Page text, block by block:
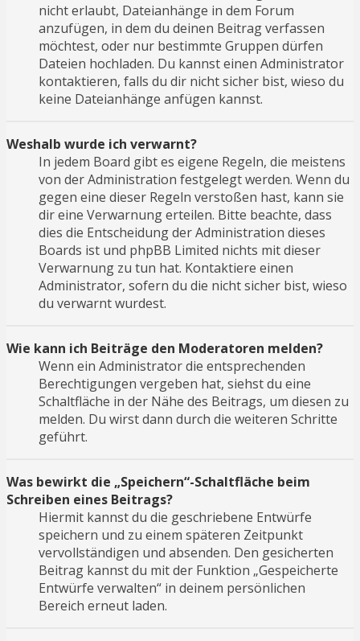
nicht erlaubt, Dateianhänge in dem Forum
anzufügen, in dem du deinen Beitrag verfassen
möchtest, oder nur bestimmte Gruppen dürfen
Dateien hochladen. Du kannst einen Administrator
kontaktieren, falls du dir nicht sicher bist, wieso du
keine Dateianhänge anfügen kannst.
Weshalb wurde ich verwarnt?
In jedem Board gibt es eigene Regeln, die meistens
von der Administration festgelegt werden. Wenn du
gegen eine dieser Regeln verstoßen hast, kann sie
dir eine Verwarnung erteilen. Bitte beachte, dass
dies die Entscheidung der Administration dieses
Boards ist und phpBB Limited nichts mit dieser
Verwarnung zu tun hat. Kontaktiere einen
Administrator, sofern du die nicht sicher bist, wieso
du verwarnt wurdest.
Wie kann ich Beiträge den Moderatoren melden?
Wenn ein Administrator die entsprechenden
Berechtigungen vergeben hat, siehst du eine
Schaltfläche in der Nähe des Beitrags, um diesen zu
melden. Du wirst dann durch die weiteren Schritte
geführt.
Was bewirkt die „Speichern“-Schaltfläche beim
Schreiben eines Beitrags?
Hiermit kannst du die geschriebene Entwürfe
speichern und zu einem späteren Zeitpunkt
vervollständigen und absenden. Den gesicherten
Beitrag kannst du mit der Funktion „Gespeicherte
Entwürfe verwalten“ in deinem persönlichen
Bereich erneut laden.